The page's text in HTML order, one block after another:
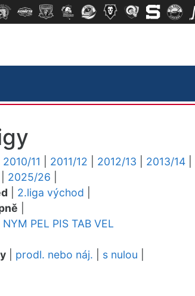
2010/11 2011/12 2012/13 2013/14
2025/26
2.liga východ
NYM PEL PIS TAB VEL
prodl. nebo náj. s nulou